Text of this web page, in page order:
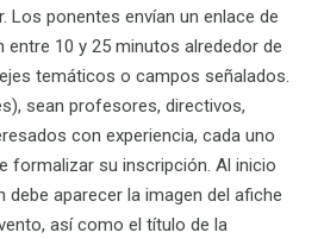
Los ponentes envían un enlace de
entre 10 y 25 minutos alrededor de
temáticos o campos señalados.
sean profesores, directivos,
con experiencia, cada uno
formalizar su inscripción. Al inicio
debe aparecer la imagen del afiche
así como el título de la